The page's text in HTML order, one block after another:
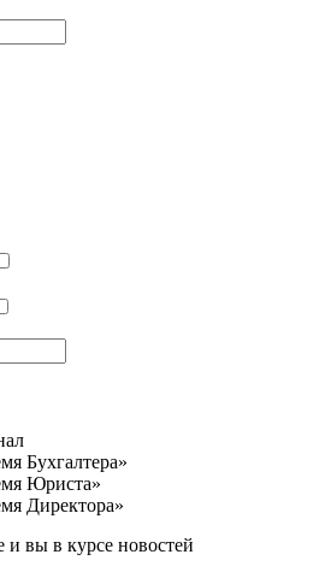
Бухгалтера»
Юриста»
Директора»
и вы в курсе новостей